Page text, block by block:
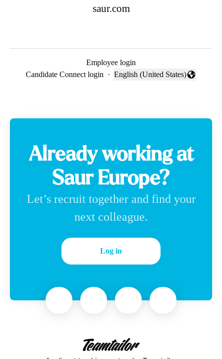
saur.com
Employee login
Candidate Connect login ·
Change language
English (United States)
Already working at
Saur Europe?
Let’s recruit together and find your
next colleague.
Log in